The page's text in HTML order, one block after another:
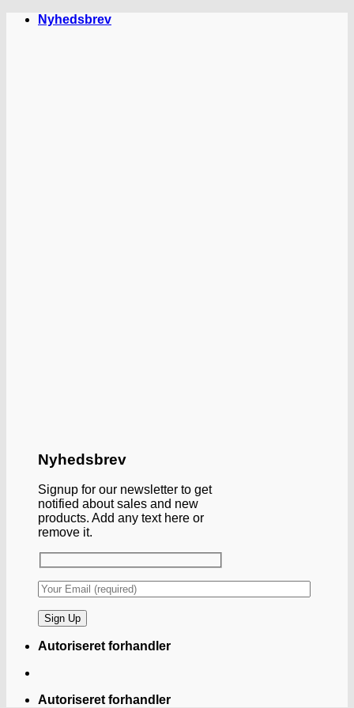
FortsætNyhedsbrev
Nyhedsbrev
Signup for our newsletter to get
notified about sales and new
products. Add any text here or
remove it.
Autoriseret forhandler
Autoriseret forhandler